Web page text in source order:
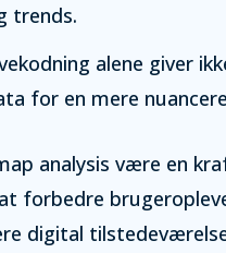
trends.
alene giver
for en mere
analysis være en
forbedre
digital